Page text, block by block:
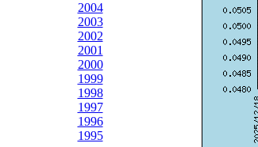
2004
2003
2002
2001
2000
1999
1998
1997
1996
1995